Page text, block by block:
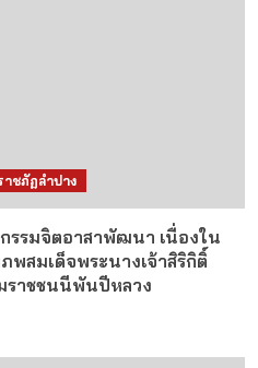
ชภัฏลำปาง
รมจิตอาสาพัฒนา เนื่องใน
พสมเด็จพระนางเจ้าสิริกิติ์
ราชชนนีพันปีหลวง